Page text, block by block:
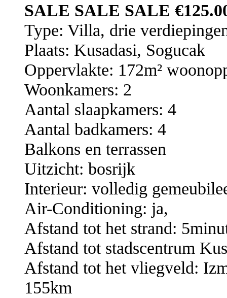
SALE SALE SALE
Type: Villa, drie
Plaats: Kusadasi, Sogucak
Oppervlakte: 172m²
Woonkamers: 2
Aantal slaapkamers: 4
Aantal badkamers: 4
Balkons en terrassen
Uitzicht: bosrijk
Interieur: volledig
Air-Conditioning: ja,
Afstand tot het strand:
Afstand tot stadscentrum
Afstand tot het vliegveld:
155km